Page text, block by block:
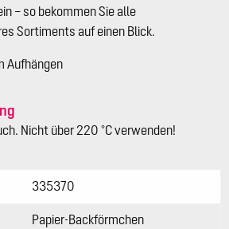
– so bekommen Sie alle
Sortiments auf einen Blick.
Aufhängen
Nicht über 220 °C verwenden!
335370
Papier-Backförmchen